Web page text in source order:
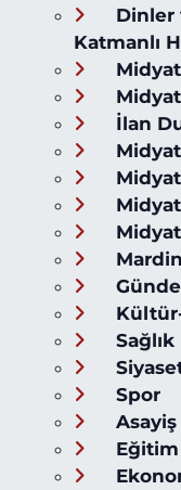
Dinler
Katmanlı
İlan
Mardin
Sağlık
Spor
Asayiş
Eğitim